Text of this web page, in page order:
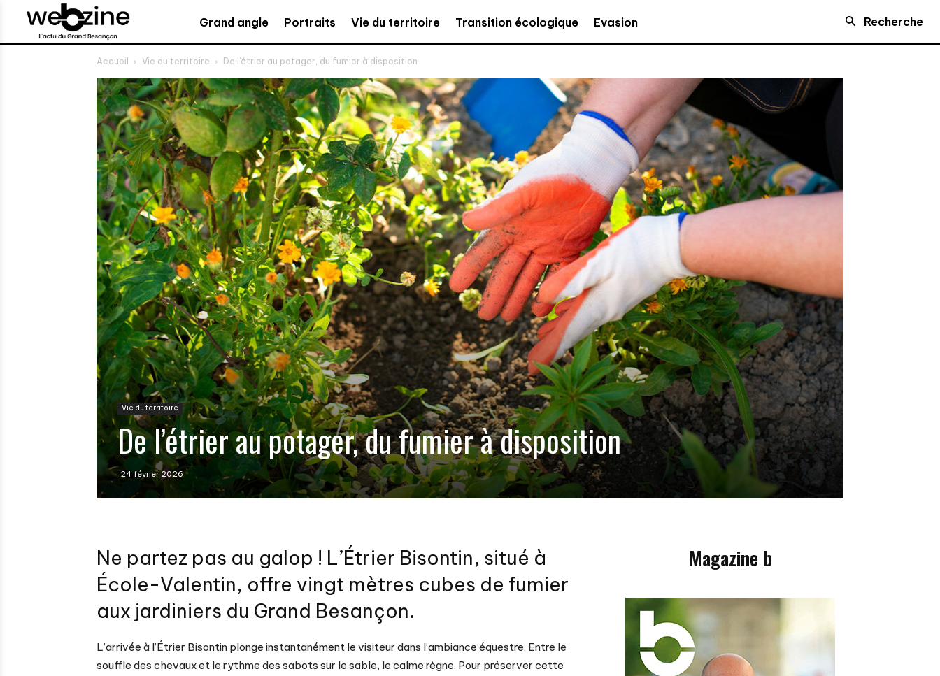
Grand angle Portraits Vie du territoire Transition écologique Evasion Recherche
Accueil Vie du territoire De l’étrier au potager, du fumier à disposition
Vie du territoire
De l’étrier au potager, du fumier à disposition
24 février 2026
Ne partez pas au galop ! L’Étrier Bisontin, situé à
École-Valentin, offre vingt mètres cubes de fumier
aux jardiniers du Grand Besançon.
L’arrivée à l’Étrier Bisontin plonge instantanément le visiteur dans l’ambiance équestre. Entre le
souffle des chevaux et le rythme des sabots sur le sable, le calme règne. Pour préserver cette
Magazine b